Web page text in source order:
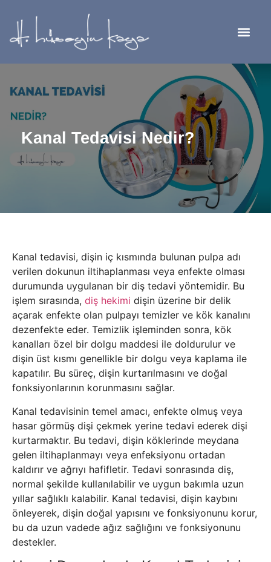
Kanal Tedavisi Nedir?
Kanal tedavisi, dişin iç kısmında bulunan pulpa adı
verilen dokunun iltihaplanması veya enfekte olması
durumunda uygulanan bir diş tedavi yöntemidir. Bu
işlem sırasında, diş hekimi dişin üzerine bir delik
açarak enfekte olan pulpayı temizler ve kök kanalını
dezenfekte eder. Temizlik işleminden sonra, kök
kanalları özel bir dolgu maddesi ile doldurulur ve
dişin üst kısmı genellikle bir dolgu veya kaplama ile
kapatılır. Bu süreç, dişin kurtarılmasını ve doğal
fonksiyonlarının korunmasını sağlar.
Kanal tedavisinin temel amacı, enfekte olmuş veya
hasar görmüş dişi çekmek yerine tedavi ederek dişi
kurtarmaktır. Bu tedavi, dişin köklerinde meydana
gelen iltihaplanmayı veya enfeksiyonu ortadan
kaldırır ve ağrıyı hafifletir. Tedavi sonrasında diş,
normal şekilde kullanılabilir ve uygun bakımla uzun
yıllar sağlıklı kalabilir. Kanal tedavisi, dişin kaybını
önleyerek, dişin doğal yapısını ve fonksiyonunu korur,
bu da uzun vadede ağız sağlığını ve fonksiyonunu
destekler.